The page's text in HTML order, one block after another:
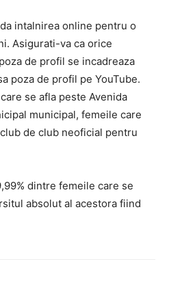
intalnirea online pentru o
Asigurati-va ca orice
de profil se incadreaza
poza de profil pe YouTube.
se afla peste Avenida
municipal, femeile care
de club neoficial pentru
dintre femeile care se
absolut al acestora fiind